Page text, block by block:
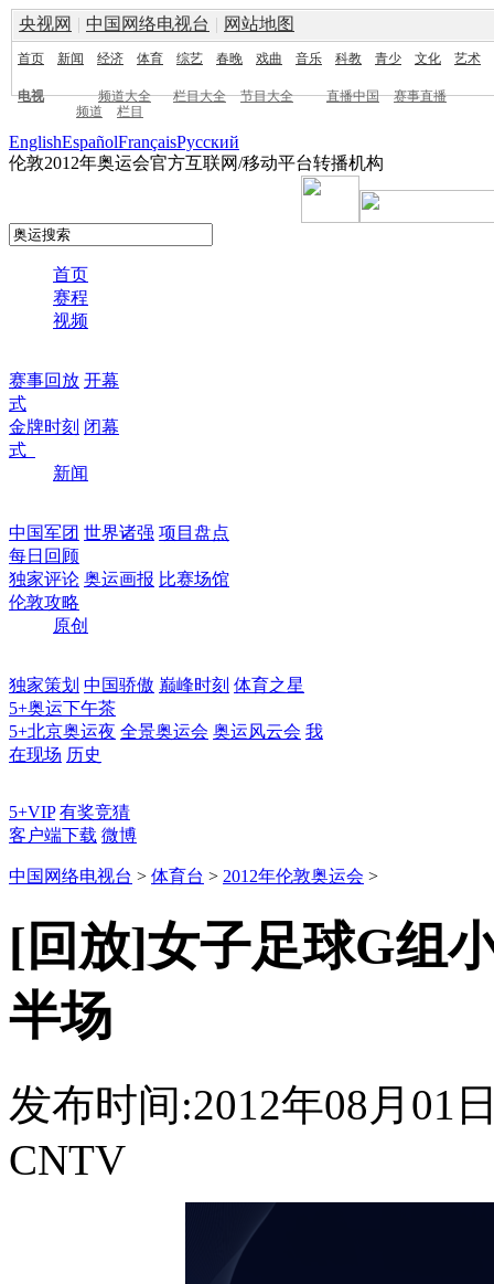
央视网 | 中国网络电视台 | 网站地图
首页 新闻 经济 体育 综艺 春晚 戏曲 音乐 科教 青少 文化 艺术
电视 频道大全 栏目大全 节目大全 直播中国
赛事直播
频道
栏目
EnglishEspañolFrançaisPусский
伦敦2012年奥运会官方互联网/移动平台转播机构
首页
赛程
视频
赛事回放 开幕
式
金牌时刻 闭幕
式
新闻
中国军团 世界诸强 项目盘点
每日回顾
独家评论 奥运画报 比赛场馆
伦敦攻略
原创
独家策划 中国骄傲 巅峰时刻 体育之星
5+奥运下午茶
5+北京奥运夜 全景奥运会 奥运风云会 我
在现场 历史
5+VIP 有奖竞猜
客户端下载 微博
中国网络电视台 > 体育台 > 2012年伦敦奥运会 >
[回放]女子足球G组
半场
发布时间:2012年08月01
CNTV